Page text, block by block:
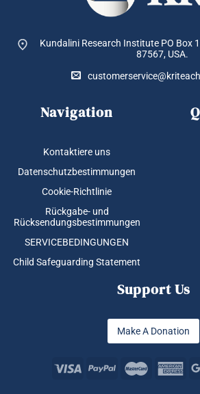
Kundalini Research Institute PO Box
87567, USA.
Navigation
Kontaktiere uns
Datenschutzbestimmungen
Cookie-Richtlinie
Rückgabe- und
Rücksendungsbestimmungen
SERVICEBEDINGUNGEN
Child Safeguarding Statement
Support Us
Make A Donation